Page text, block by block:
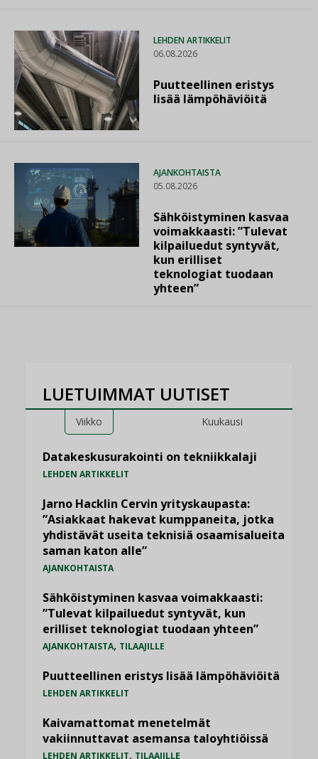
LEHDEN ARTIKKELIT
06.08.2026
Puutteellinen eristys
lisää lämpöhäviöitä
AJANKOHTAISTA
05.08.2026
Sähköistyminen kasvaa
voimakkaasti: ”Tulevat
kilpailuedut syntyvät,
kun erilliset
teknologiat tuodaan
yhteen”
LUETUIMMAT UUTISET
Viikko Kuukausi
Datakeskusurakointi on tekniikkalaji
LEHDEN ARTIKKELIT
Jarno Hacklin Cervin yrityskaupasta:
”Asiakkaat hakevat kumppaneita, jotka
yhdistävät useita teknisiä osaamisalueita
saman katon alle”
AJANKOHTAISTA
Sähköistyminen kasvaa voimakkaasti:
”Tulevat kilpailuedut syntyvät, kun
erilliset teknologiat tuodaan yhteen”
AJANKOHTAISTA, TILAAJILLE
Puutteellinen eristys lisää lämpöhäviöitä
LEHDEN ARTIKKELIT
Kaivamattomat menetelmät
vakiinnuttavat asemansa taloyhtiöissä
LEHDEN ARTIKKELIT, TILAAJILLE